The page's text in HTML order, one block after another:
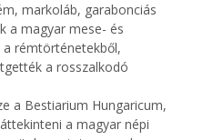
markoláb, garabonciás
a magyar mese- és
rémtörténetekből,
a rosszalkodó
a Bestiarium Hungaricum,
a magyar népi